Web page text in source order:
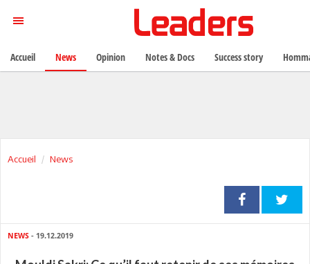
Accueil News
NEWS - 19.12.2019
Accueil News Opinion Notes & Docs Success story